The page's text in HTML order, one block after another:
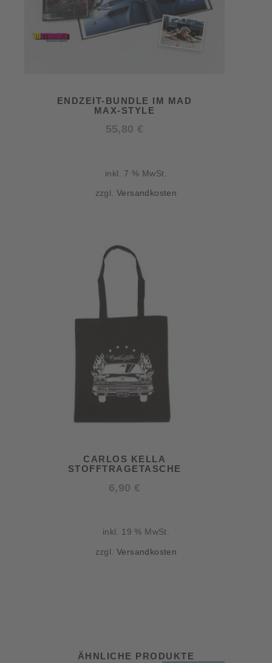
ENDZEIT-BUNDLE IM MAD
MAX-STYLE
55,80 €
inkl. 7 % MwSt.
zzgl.Versandkosten
CARLOS KELLA
STOFFTRAGETASCHE
6,90 €
inkl. 19 % MwSt.
zzgl.Versandkosten
ÄHNLICHE PRODUKTE